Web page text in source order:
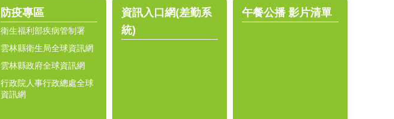
防疫專區
衛生福利部疾病管制署
雲林縣衛生局全球資訊網
雲林縣政府全球資訊網
行政院人事行政總處全球
資訊網
資訊入口網(差勤系
統)
午餐公播 影片清單